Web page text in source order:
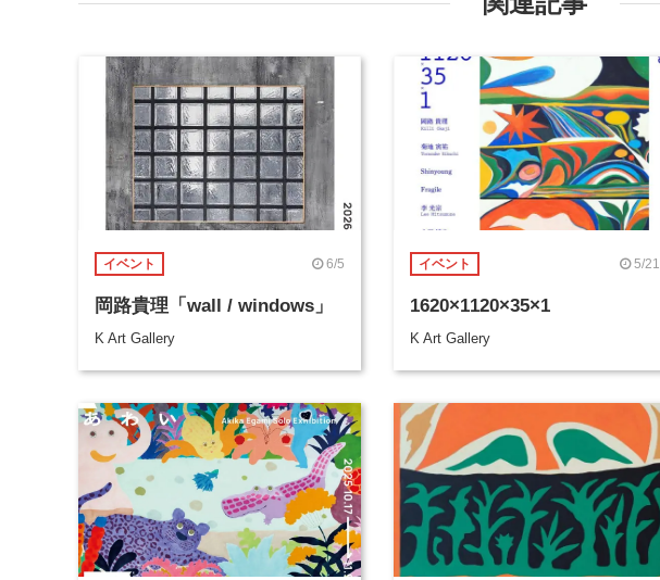
イベント 6/5
岡路貴理「wall / windows」
K Art Gallery
イベント 5/21
1620×1120×35×1
K Art Gallery